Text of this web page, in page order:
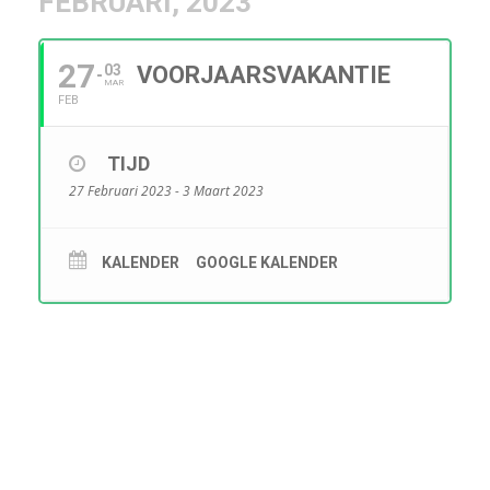
27
FEB
03
MAR VOORJAARSVAKANTIE
TIJD
27 Februari 2023 - 3 Maart 2023
KALENDER GOOGLE KALENDER